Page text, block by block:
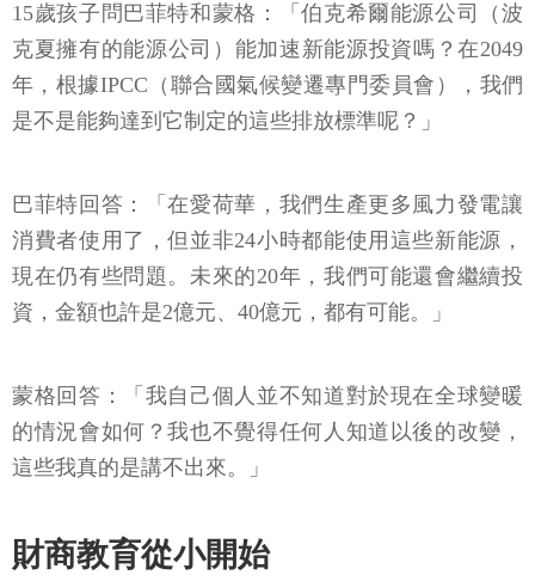
15歲孩子問巴菲特和蒙格：「伯克希爾能源公司（波
克夏擁有的能源公司）能加速新能源投資嗎？在2049
年，根據IPCC（聯合國氣候變遷專門委員會），我們
是不是能夠達到它制定的這些排放標準呢？」
巴菲特回答：「在愛荷華，我們生產更多風力發電讓
消費者使用了，但並非24小時都能使用這些新能源，
現在仍有些問題。未來的20年，我們可能還會繼續投
資，金額也許是2億元、40億元，都有可能。」
蒙格回答：「我自己個人並不知道對於現在全球變暖
的情況會如何？我也不覺得任何人知道以後的改變，
這些我真的是講不出來。」
財商教育從小開始